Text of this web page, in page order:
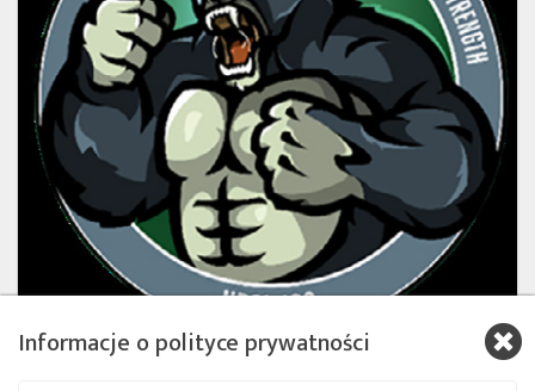
Logo misji przygotowane przez NRO (Źródło: NRO)
Informacje o polityce prywatności